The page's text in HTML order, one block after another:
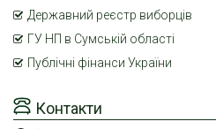
Контакти
Державний реєстр виборців
ГУ НП в Сумській області
Публічні фінанси України